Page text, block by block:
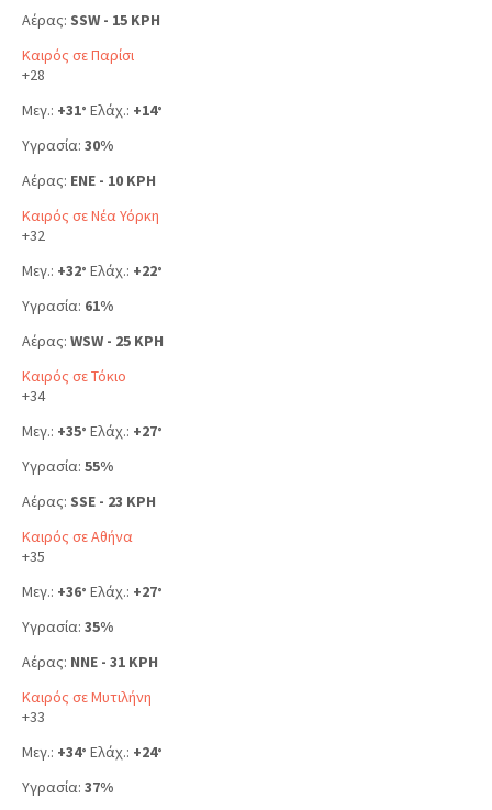
Αέρας: SSW - 15 KPH
Καιρός σε Παρίσι
+28
Μεγ.: +31° Ελάχ.: +14°
Υγρασία: 30%
Αέρας: ENE - 10 KPH
Καιρός σε Νέα Υόρκη
+32
Μεγ.: +32° Ελάχ.: +22°
Υγρασία: 61%
Αέρας: WSW - 25 KPH
Καιρός σε Τόκιο
+34
Μεγ.: +35° Ελάχ.: +27°
Υγρασία: 55%
Αέρας: SSE - 23 KPH
Καιρός σε Αθήνα
+35
Μεγ.: +36° Ελάχ.: +27°
Υγρασία: 35%
Αέρας: NNE - 31 KPH
Καιρός σε Μυτιλήνη
+33
Μεγ.: +34° Ελάχ.: +24°
Υγρασία: 37%